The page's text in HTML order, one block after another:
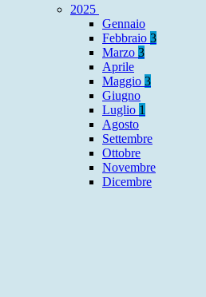
2025
Gennaio
Febbraio 3
Marzo 3
Aprile
Maggio 3
Giugno
Luglio 1
Agosto
Settembre
Ottobre
Novembre
Dicembre